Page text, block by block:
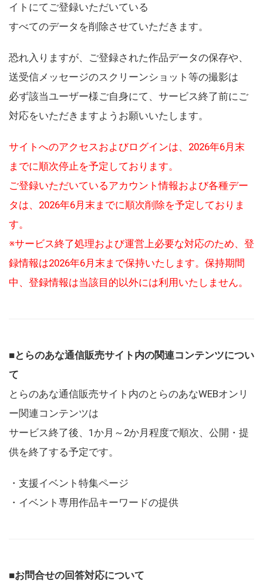
イトにてご登録いただいている
すべてのデータを削除させていただきます。
恐れ入りますが、ご登録された作品データの保存や、
送受信メッセージのスクリーンショット等の撮影は
必ず該当ユーザー様ご自身にて、サービス終了前にご
対応をいただきますようお願いいたします。
サイトへのアクセスおよびログインは、2026年6月末
までに順次停止を予定しております。
ご登録いただいているアカウント情報および各種デー
タは、2026年6月末までに順次削除を予定しておりま
す。
※サービス終了処理および運営上必要な対応のため、登
録情報は2026年6月末まで保持いたします。保持期間
中、登録情報は当該目的以外には利用いたしません。
■とらのあな通信販売サイト内の関連コンテンツについ
て
とらのあな通信販売サイト内のとらのあなWEBオンリ
ー関連コンテンツは
サービス終了後、1か月～2か月程度で順次、公開・提
供を終了する予定です。
・支援イベント特集ページ
・イベント専用作品キーワードの提供
■お問合せの回答対応について